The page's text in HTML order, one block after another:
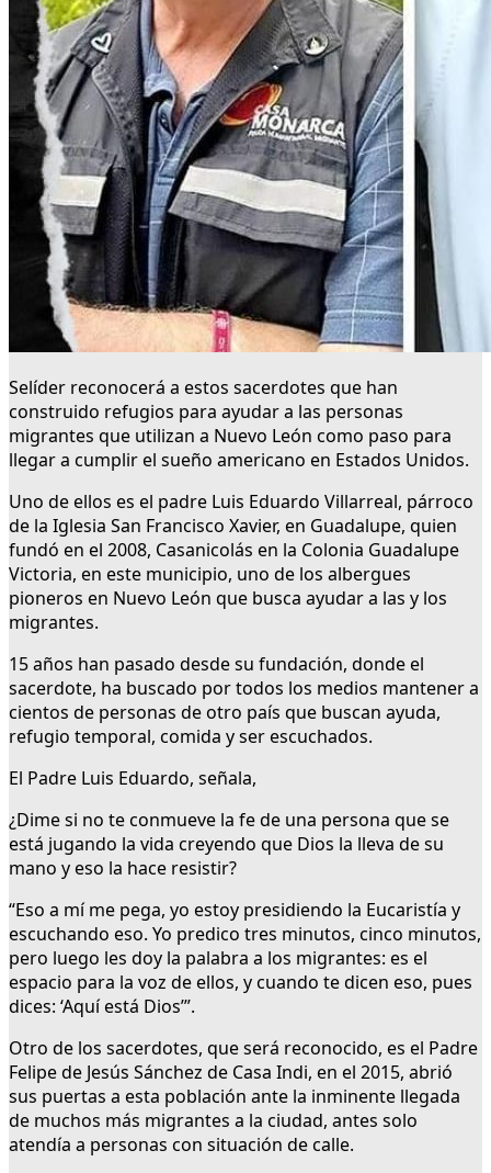
Selíder reconocerá a estos sacerdotes que han
construido refugios para ayudar a las personas
migrantes que utilizan a Nuevo León como paso para
llegar a cumplir el sueño americano en Estados Unidos.
Uno de ellos es el padre Luis Eduardo Villarreal, párroco
de la Iglesia San Francisco Xavier, en Guadalupe, quien
fundó en el 2008, Casanicolás en la Colonia Guadalupe
Victoria, en este municipio, uno de los albergues
pioneros en Nuevo León que busca ayudar a las y los
migrantes.
15 años han pasado desde su fundación, donde el
sacerdote, ha buscado por todos los medios mantener a
cientos de personas de otro país que buscan ayuda,
refugio temporal, comida y ser escuchados.
El Padre Luis Eduardo, señala,
¿Dime si no te conmueve la fe de una persona que se
está jugando la vida creyendo que Dios la lleva de su
mano y eso la hace resistir?
“Eso a mí me pega, yo estoy presidiendo la Eucaristía y
escuchando eso. Yo predico tres minutos, cinco minutos,
pero luego les doy la palabra a los migrantes: es el
espacio para la voz de ellos, y cuando te dicen eso, pues
dices: ‘Aquí está Dios’”.
Otro de los sacerdotes, que será reconocido, es el Padre
Felipe de Jesús Sánchez de Casa Indi, en el 2015, abrió
sus puertas a esta población ante la inminente llegada
de muchos más migrantes a la ciudad, antes solo
atendía a personas con situación de calle.